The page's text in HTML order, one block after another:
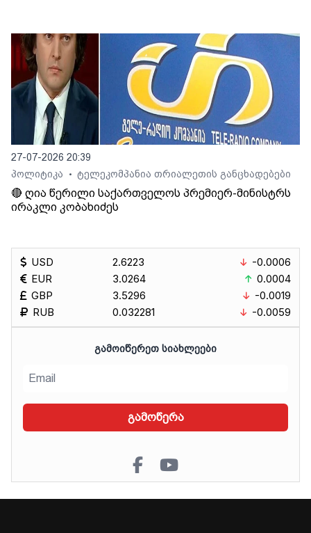
27-07-2026 20:39
პოლიტიკა
• ტელეკომპანია თრიალეთის განცხადებები
🔴 ღია წერილი საქართველოს პრემიერ-მინისტრს
ირაკლი კობახიძეს
USD
EUR
GBP
RUB
2.6223
3.0264
3.5296
0.032281
-0.0006
0.0004
-0.0019
-0.0059
ᲒᲐᲛᲝᲘᲬᲔᲠᲔᲗ ᲡᲘᲐᲮᲚᲔᲔᲑᲘ
გამოწერა